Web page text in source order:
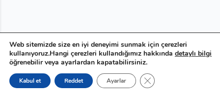
Web sitemizde size en iyi deneyimi sunmak için çerezleri
kullanıyoruz.Hangi çerezleri kullandığımız hakkında detaylı bilgi
öğrenebilir veya ayarlardan kapatabilirsiniz.
Kabul et Reddet Ayarlar GDPR çerez şeridini